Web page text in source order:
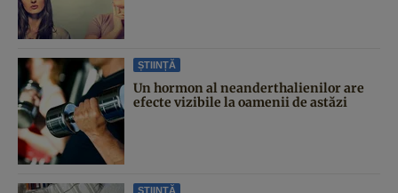
ȘTIINȚĂ
Un hormon al neanderthalienilor are
efecte vizibile la oamenii de astăzi
ȘTIINȚĂ